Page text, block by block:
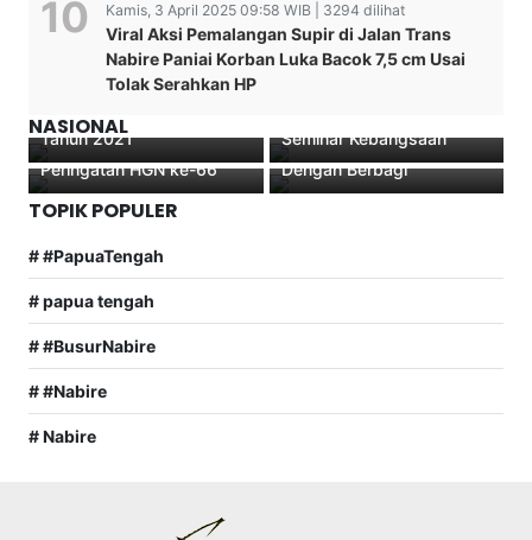
Kamis, 3 April 2025 09:58 WIB | 3294 dilihat
Viral Aksi Pemalangan Supir di Jalan Trans
Nabire Paniai Korban Luka Bacok 7,5 cm Usai
Tolak Serahkan HP
NASIONAL
Dinas Sosial Kabupaten
Nabire Mengadakan
Verifikasi dan Validasi
Data Terpadu
Kesejahteraan Sosial
Tahun 2021
Melkisedek Rumawi
Tegaskan Semangat NKRI,
Seminar Kebangsaan
Wakil Bupati Nabire
Tekankan Pentingnya Gizi
Seimbang pada
Peringatan HGN ke-66
Berbagi Takjil Satukan Hati
Dengan Berbagi
TOPIK POPULER
# #PapuaTengah
# papua tengah
# #BusurNabire
# #Nabire
# Nabire